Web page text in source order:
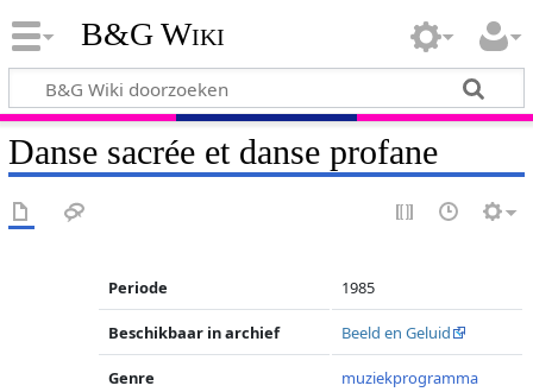
B&G Wiki
Danse sacrée et danse profane
Periode 1985
Beschikbaar in archief Beeld en Geluid
Genre muziekprogramma